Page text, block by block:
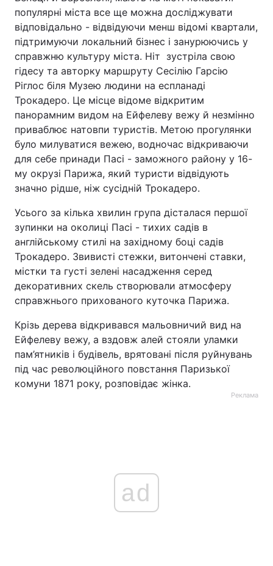
популярні міста все ще можна досліджувати
відповідально - відвідуючи менш відомі квартали,
підтримуючи локальний бізнес і занурюючись у
справжню культуру міста. Ніт зустріла свою
гідесу та авторку маршруту Сесілію Гарсію
Ріглос біля Музею людини на еспланаді
Трокадеро. Це місце відоме відкритим
панорамним видом на Ейфелеву вежу й незмінно
приваблює натовпи туристів. Метою прогулянки
було милуватися вежею, водночас відкриваючи
для себе принади Пасі - заможного району у 16-
му окрузі Парижа, який туристи відвідують
значно рідше, ніж сусідній Трокадеро.
Усього за кілька хвилин група дісталася першої
зупинки на околиці Пасі - тихих садів в
англійському стилі на західному боці садів
Трокадеро. Звивисті стежки, витончені ставки,
містки та густі зелені насадження серед
декоративних скель створювали атмосферу
справжнього прихованого куточка Парижа.
Крізь дерева відкривався мальовничий вид на
Ейфелеву вежу, а вздовж алей стояли уламки
пам’ятників і будівель, врятовані після руйнувань
під час революційного повстання Паризької
комуни 1871 року, розповідає жінка.
Реклама
ad